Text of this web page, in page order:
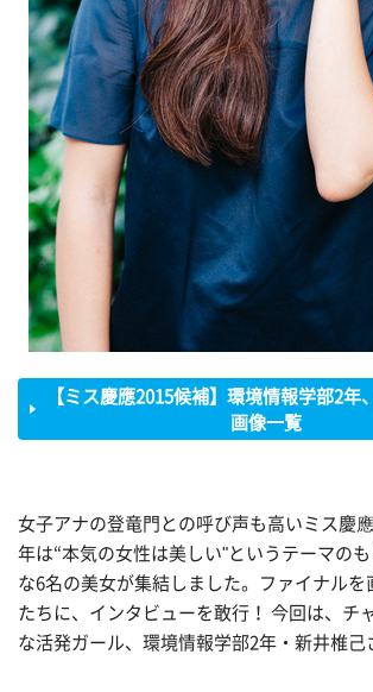
【ミス慶應2015候補】環境情報学部2年
画像一覧
女子アナの登竜門との呼び声も高いミス慶
年は“本気の女性は美しい"というテーマの
な6名の美女が集結しました。ファイナルを
たちに、インタビューを敢行！ 今回は、チ
な活発ガール、環境情報学部2年・新井椎己